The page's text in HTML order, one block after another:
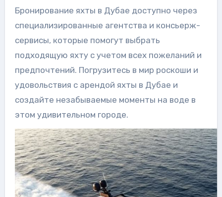
Бронирование яхты в Дубае доступно через
специализированные агентства и консьерж-
сервисы, которые помогут выбрать
подходящую яхту с учетом всех пожеланий и
предпочтений. Погрузитесь в мир роскоши и
удовольствия с арендой яхты в Дубае и
создайте незабываемые моменты на воде в
этом удивительном городе.